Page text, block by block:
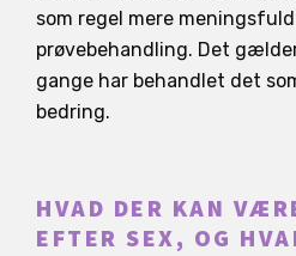
som regel mere
prøvebehandling. Det
gange har behandlet det
bedring.
HVAD DER KAN
EFTER SEX, OG